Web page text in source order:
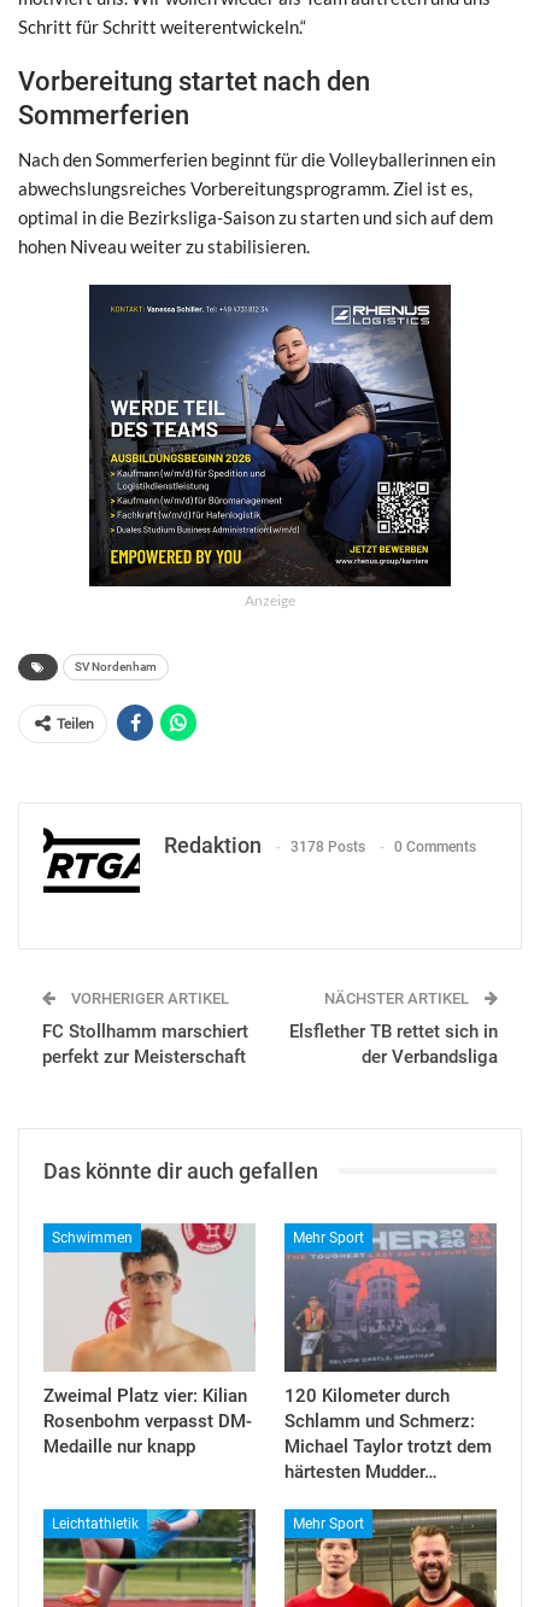
Schritt für Schritt weiterentwickeln.“
Vorbereitung startet nach den
Sommerferien
Nach den Sommerferien beginnt für die Volleyballerinnen ein
abwechslungsreiches Vorbereitungsprogramm. Ziel ist es,
optimal in die Bezirksliga-Saison zu starten und sich auf dem
hohen Niveau weiter zu stabilisieren.
Anzeige
SV Nordenham
Teilen
Redaktion 3178 Posts 0 Comments
VORHERIGER ARTIKEL
FC Stollhamm marschiert
perfekt zur Meisterschaft
NÄCHSTER ARTIKEL
Elsflether TB rettet sich in
der Verbandsliga
Das könnte dir auch gefallen
Schwimmen
Zweimal Platz vier: Kilian
Rosenbohm verpasst DM-
Medaille nur knapp
Mehr Sport
120 Kilometer durch
Schlamm und Schmerz:
Michael Taylor trotzt dem
härtesten Mudder…
Leichtathletik Mehr Sport